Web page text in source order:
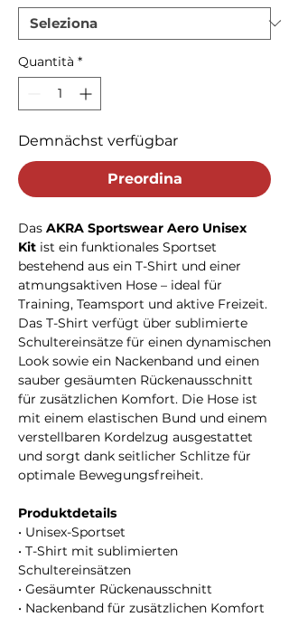
Quantità *
Demnächst verfügbar
Preordina
Das AKRA Sportswear Aero Unisex
Kit ist ein funktionales Sportset
bestehend aus ein T-Shirt und einer
atmungsaktiven Hose – ideal für
Training, Teamsport und aktive Freizeit.
Das T-Shirt verfügt über sublimierte
Schultereinsätze für einen dynamischen
Look sowie ein Nackenband und einen
sauber gesäumten Rückenausschnitt
für zusätzlichen Komfort. Die Hose ist
mit einem elastischen Bund und einem
verstellbaren Kordelzug ausgestattet
und sorgt dank seitlicher Schlitze für
optimale Bewegungsfreiheit.
Produktdetails
• Unisex-Sportset
• T-Shirt mit sublimierten
Schultereinsätzen
• Gesäumter Rückenausschnitt
• Nackenband für zusätzlichen Komfort